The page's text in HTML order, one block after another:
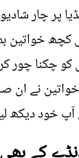
چار
کچھ
چکنا چور
نے
آپ خود دیکھ